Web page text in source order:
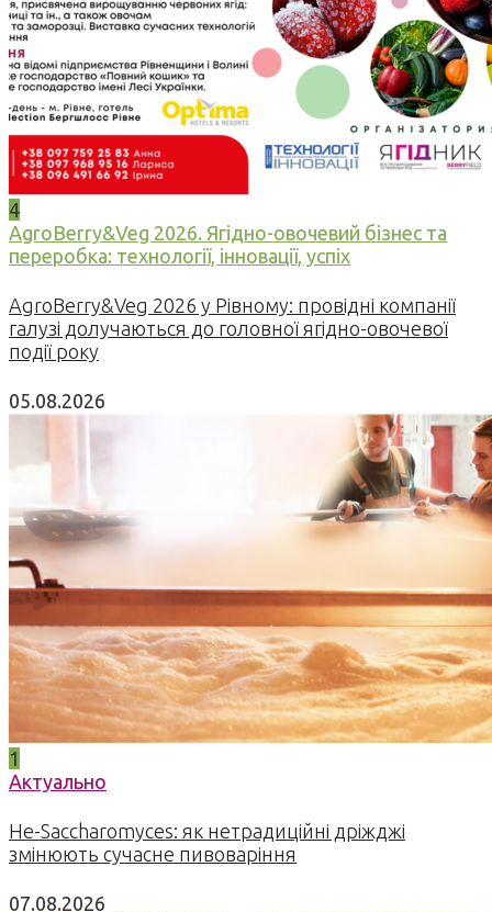
4
AgroBerry&Veg 2026. Ягідно-овочевий бізнес та
переробка: технології, інновації, успіх
AgroBerry&Veg 2026 у Рівному: провідні компанії
галузі долучаються до головної ягідно-овочевої
події року
05.08.2026
1
Актуально
Не-Saccharomyces: як нетрадиційні дріжджі
змінюють сучасне пивоваріння
07.08.2026